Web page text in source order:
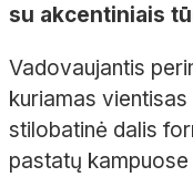
su akcentiniais
Vadovaujantis
kuriamas
stilobatinė dalis
pastatų